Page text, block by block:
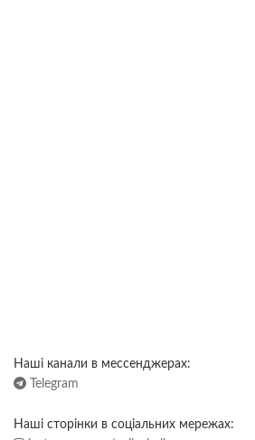
Наші канали в мессенджерах:
Telegram
Наші сторінки в соціальних мережах: